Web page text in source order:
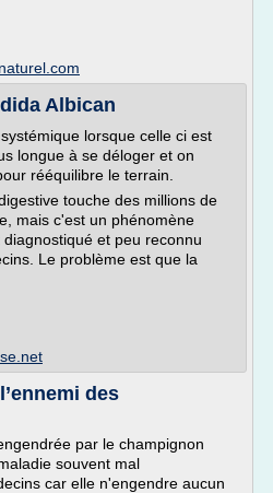
Albican
lorsque celle ci est
longue à se déloger et on
rééquilibre le terrain.
touche des millions de
mais c'est un phénomène
et peu reconnu
Le problème est que la
des
par le champignon
souvent mal
car elle n'engendre aucun